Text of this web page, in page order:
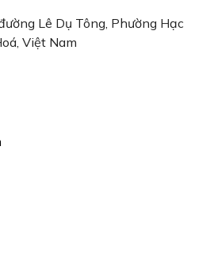
Lê Dụ Tông, Phường Hạc
Việt Nam